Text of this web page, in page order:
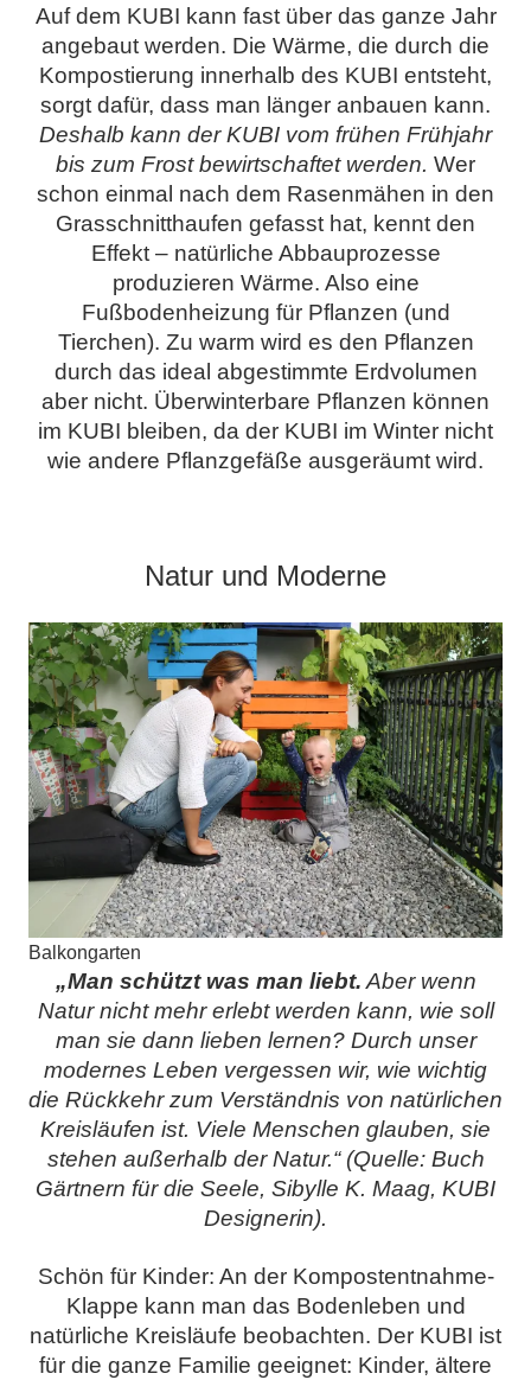
Auf dem KUBI kann fast über das ganze Jahr
angebaut werden. Die Wärme, die durch die
Kompostierung innerhalb des KUBI entsteht,
sorgt dafür, dass man länger anbauen kann.
Deshalb kann der KUBI vom frühen Frühjahr
bis zum Frost bewirtschaftet werden. Wer
schon einmal nach dem Rasenmähen in den
Grasschnitthaufen gefasst hat, kennt den
Effekt – natürliche Abbauprozesse
produzieren Wärme. Also eine
Fußbodenheizung für Pflanzen (und
Tierchen). Zu warm wird es den Pflanzen
durch das ideal abgestimmte Erdvolumen
aber nicht. Überwinterbare Pflanzen können
im KUBI bleiben, da der KUBI im Winter nicht
wie andere Pflanzgefäße ausgeräumt wird.
Natur und Moderne
Balkongarten
„Man schützt was man liebt. Aber wenn
Natur nicht mehr erlebt werden kann, wie soll
man sie dann lieben lernen? Durch unser
modernes Leben vergessen wir, wie wichtig
die Rückkehr zum Verständnis von natürlichen
Kreisläufen ist. Viele Menschen glauben, sie
stehen außerhalb der Natur.“ (Quelle: Buch
Gärtnern für die Seele, Sibylle K. Maag, KUBI
Designerin).
Schön für Kinder: An der Kompostentnahme-
Klappe kann man das Bodenleben und
natürliche Kreisläufe beobachten. Der KUBI ist
für die ganze Familie geeignet: Kinder, ältere